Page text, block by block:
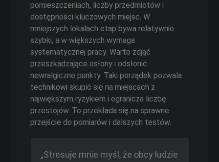
pomieszczeniach, liczby przedmiotów i
dostępności kluczowych miejsc. W
mniejszych lokalach etap bywa relatywnie
szybki, a w większych wymaga
systematycznej pracy. Warto zdjąć
przeszkadzające osłony i odsłonić
newralgiczne punkty. Taki porządek pozwala
technikowi skupić się na miejscach z
największym ryzykiem i ogranicza liczbę
przestojów. To przekłada się na sprawne
przejście do pomiarów i dalszych testów.
„Stresuje mnie myśl, że obcy ludzie